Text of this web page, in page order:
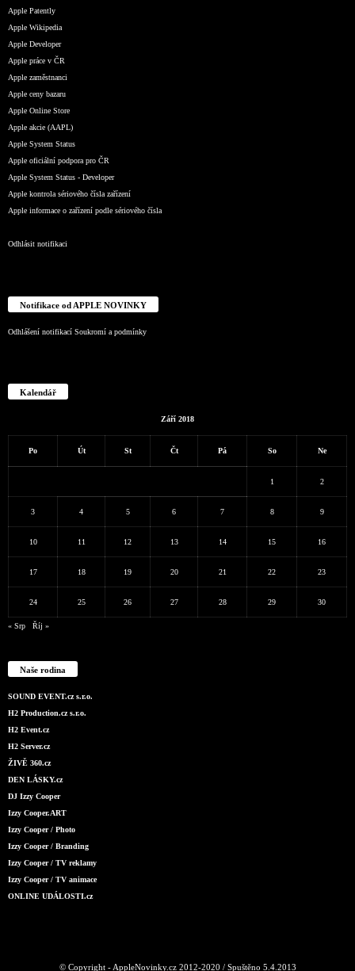
Apple Patently
Apple Wikipedia
Apple Developer
Apple práce v ČR
Apple zaměstnanci
Apple ceny bazaru
Apple Online Store
Apple akcie (AAPL)
Apple System Status
Apple oficiální podpora pro ČR
Apple System Status - Developer
Apple kontrola sériového čísla zařízení
Apple informace o zařízení podle sériového čísla
Odhlásit notifikaci
Notifikace od APPLE NOVINKY
Odhlášení notifikací Soukromí a podmínky
Kalendář
Září 2018
Po Út St Čt Pá So Ne
1 2
3 4 5 6 7 8 9
10 11 12 13 14 15 16
17 18 19 20 21 22 23
24 25 26 27 28 29 30
« Srp Říj »
Naše rodina
SOUND EVENT.cz s.r.o.
H2 Production.cz s.r.o.
H2 Event.cz
H2 Server.cz
ŽIVĚ 360.cz
DEN LÁSKY.cz
DJ Izzy Cooper
Izzy Cooper.ART
Izzy Cooper / Photo
Izzy Cooper / Branding
Izzy Cooper / TV reklamy
Izzy Cooper / TV animace
ONLINE UDÁLOSTI.cz
© Copyright - AppleNovinky.cz 2012-2020 / Spuštěno 5.4.2013